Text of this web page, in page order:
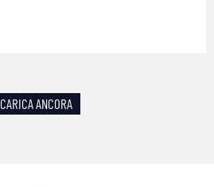
CARICA ANCORA